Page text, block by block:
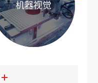
机器视觉